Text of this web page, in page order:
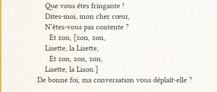
Que vous êtes fringante !
Dites-moi, mon cher cœur,
N’êtes-vous pas contente ?
Et zon, [zon, zon,
Lisette, la Lisette,
Et zon, zon, zon,
Lisette, la Lison.]
De bonne foi, ma conversation vous déplaît-elle ?